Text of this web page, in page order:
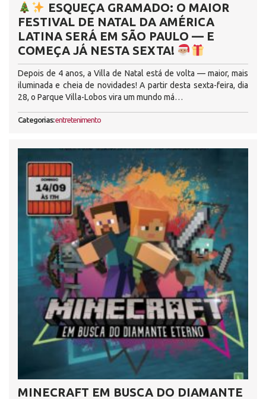
ESQUEÇA GRAMADO: O MAIOR
FESTIVAL DE NATAL DA AMÉRICA
LATINA SERÁ EM SÃO PAULO — E
COMEÇA JÁ NESTA SEXTA!
Depois de 4 anos, a Villa de Natal está de volta — maior, mais
iluminada e cheia de novidades! A partir desta sexta-feira, dia
28, o Parque Villa-Lobos vira um mundo má…
Categorias:entretenimento
MINECRAFT EM BUSCA DO DIAMANTE